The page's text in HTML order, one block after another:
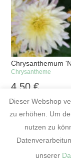
Chrysanthemum
Chrysantheme
4,50€
halbgefüllte -
IN DEN
Postversand
Abholung vor Ort
Dieser Webshop
zu erhöhen. Um
nutzen zu
unserer